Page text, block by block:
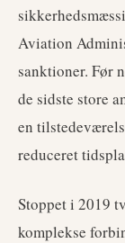
Aviation
sanktioner. Før
de sidste store
en
reduceret
Stoppet i 2019
komplekse